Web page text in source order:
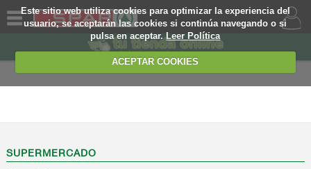
Este sitio web utiliza cookies para optimizar la experiencia del
usuario, se aceptarán las cookies si continúa navegando o si
pulsa en aceptar.Leer Política
ACEPTAR COOKIES
SOMOS
WEB
Detergente
Suavizantes/higienizante
+
SUPERMERCADO